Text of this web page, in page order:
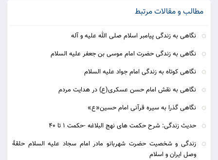
مطالب و مقالات مرتبط
نگاهی به زندگی پیامبر اسلام صلی الله علیه و آله
نگاهی به زندگی حضرت امام موسی بن جعفر علیه السلام
نگاهی کوتاه به زندگی امام جواد علیه السلام
نگاهی به نقش امام حسن عسکری(ع) در هدایت مردم
نگاهی گذرا به سیره قرآنی امام حسین«ع»
حدیث زندگی: شرح حکمت های نهج البلاغه -حکمت 1 تا 40
زندگی و شخصیت حضرت شهربانو مادر امام سجاد علیه السلام حلقۀ
وصل ایران و اسلام